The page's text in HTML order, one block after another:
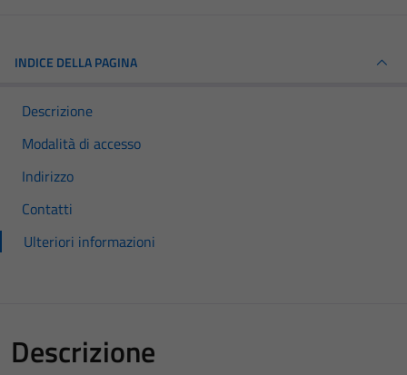
INDICE DELLA PAGINA
Descrizione
Modalità di accesso
Indirizzo
Contatti
Ulteriori informazioni
Descrizione